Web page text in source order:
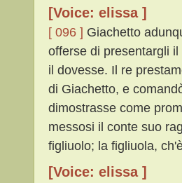
[Voice: elissa ]
[ 096 ] Giachetto
offerse di presentargli
il dovesse. Il re
di Giachetto, e
dimostrasse come
messosi il conte suo
figliuolo; la figliuola,
[Voice: elissa ]